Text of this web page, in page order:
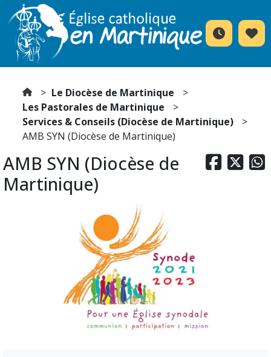
Le Diocèse de Martinique
Les Pastorales de Martinique
Services & Conseils (Diocèse de Martinique)
AMB SYN (Diocèse de Martinique)
  
AMB SYN (Diocèse de
Martinique)